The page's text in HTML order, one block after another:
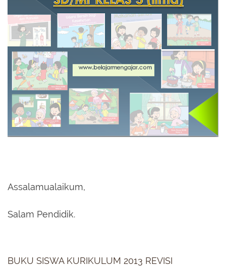
Assalamualaikum,
Salam Pendidik.
BUKU SISWA KURIKULUM 2013 REVISI